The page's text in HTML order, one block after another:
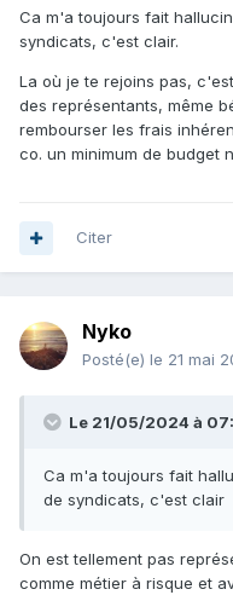
Ca m'a toujours fait
syndicats, c'est clair.
La où je te rejoins pas,
des représentants, même
rembourser les frais
co. un minimum de budget
Citer
Nyko
Posté(e) le 21 mai
Le 21/05/2024 à
Ca m'a toujours fait
de syndicats, c'est clair
On est tellement pas
comme métier à risque et